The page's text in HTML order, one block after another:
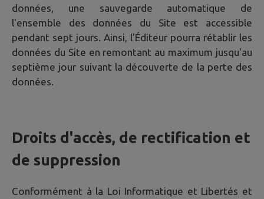
données, une sauvegarde automatique de
l'ensemble des données du Site est accessible
pendant sept jours. Ainsi, l'Éditeur pourra rétablir les
données du Site en remontant au maximum jusqu'au
septième jour suivant la découverte de la perte des
données.
Droits d'accès, de rectification et
de suppression
Conformément à la Loi Informatique et Libertés et